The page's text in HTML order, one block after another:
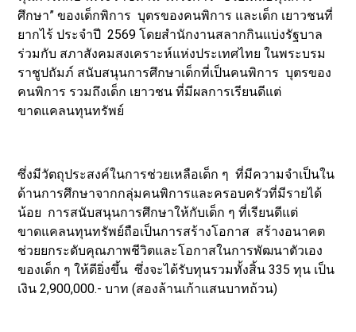
ศึกษา” ของเด็กพิการ บุตรของคนพิการ และเด็ก เยาวชนที่
ยากไร้ ประจำปี 2569 โดยสำนักงานสลากกินแบ่งรัฐบาล
ร่วมกับ สภาสังคมสงเคราะห์แห่งประเทศไทย ในพระบรม
ราชูปถัมภ์ สนับสนุนการศึกษาเด็กที่เป็นคนพิการ บุตรของ
คนพิการ รวมถึงเด็ก เยาวชน ที่มีผลการเรียนดีแต่
ขาดแคลนทุนทรัพย์
ซึ่งมีวัตถุประสงค์ในการช่วยเหลือเด็ก ๆ ที่มีความจำเป็นใน
ด้านการศึกษาจากกลุ่มคนพิการและครอบครัวที่มีรายได้
น้อย การสนับสนุนการศึกษาให้กับเด็ก ๆ ที่เรียนดีแต่
ขาดแคลนทุนทรัพย์ถือเป็นการสร้างโอกาส สร้างอนาคต
ช่วยยกระดับคุณภาพชีวิตและโอกาสในการพัฒนาตัวเอง
ของเด็ก ๆ ให้ดียิ่งขึ้น ซึ่งจะได้รับทุนรวมทั้งสิ้น 335 ทุน เป็น
เงิน 2,900,000.- บาท (สองล้านเก้าแสนบาทถ้วน)